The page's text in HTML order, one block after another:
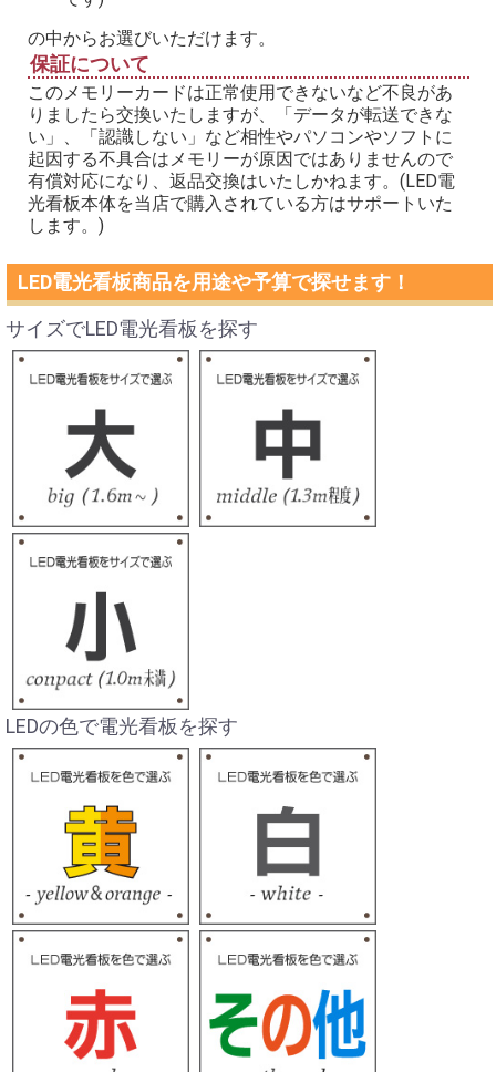
の中からお選びいただけます。
保証について
このメモリーカードは正常使用できないなど不良があ
りましたら交換いたしますが、「データが転送できな
い」、「認識しない」など相性やパソコンやソフトに
起因する不具合はメモリーが原因ではありませんので
有償対応になり、返品交換はいたしかねます。(LED電
光看板本体を当店で購入されている方はサポートいた
します。)
LED電光看板商品を用途や予算で探せます！
サイズでLED電光看板を探す
LEDの色で電光看板を探す